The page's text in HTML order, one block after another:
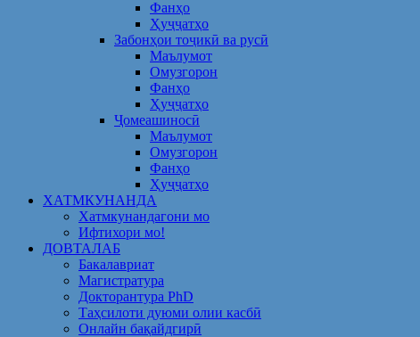
Фанҳо
Ҳуҷҷатҳо
Забонҳои тоҷикӣ ва русӣ
Маълумот
Омузгорон
Фанҳо
Ҳуҷҷатҳо
Ҷомеашиносӣ
Маълумот
Омузгорон
Фанҳо
Ҳуҷҷатҳо
ХАТМКУНАНДА
Хатмкунандагони мо
Ифтихори мо!
ДОВТАЛАБ
Бакалавриат
Магистратура
Докторантура PhD
Таҳсилоти дуюми олии касбӣ
Онлайн бақайдгирӣ